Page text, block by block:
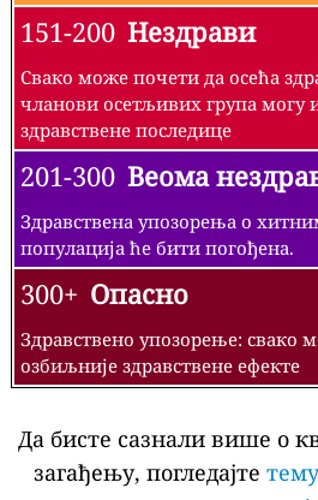
151-200 Нездрави
Свако може почети да осећа
чланови осетљивих група могу
здравствене последице
201-300 Веома
Здравствена упозорења о
популација ће бити погођена.
300+ Опасно
Здравствено упозорење: свако
озбиљније здравствене ефекте
Да бисте сазнали више о
загађењу, погледајте